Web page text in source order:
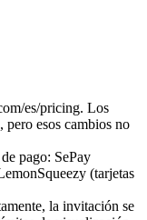
es/pricing. Los
pero esos cambios no
pago: SePay
(tarjetas
la invitación se